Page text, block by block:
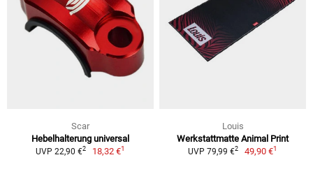
Scar
Hebelhalterung universal
UVP 22,90 €2 18,32 €1
Louis
Werkstattmatte Animal Print
UVP 79,99 €2 49,90 €1